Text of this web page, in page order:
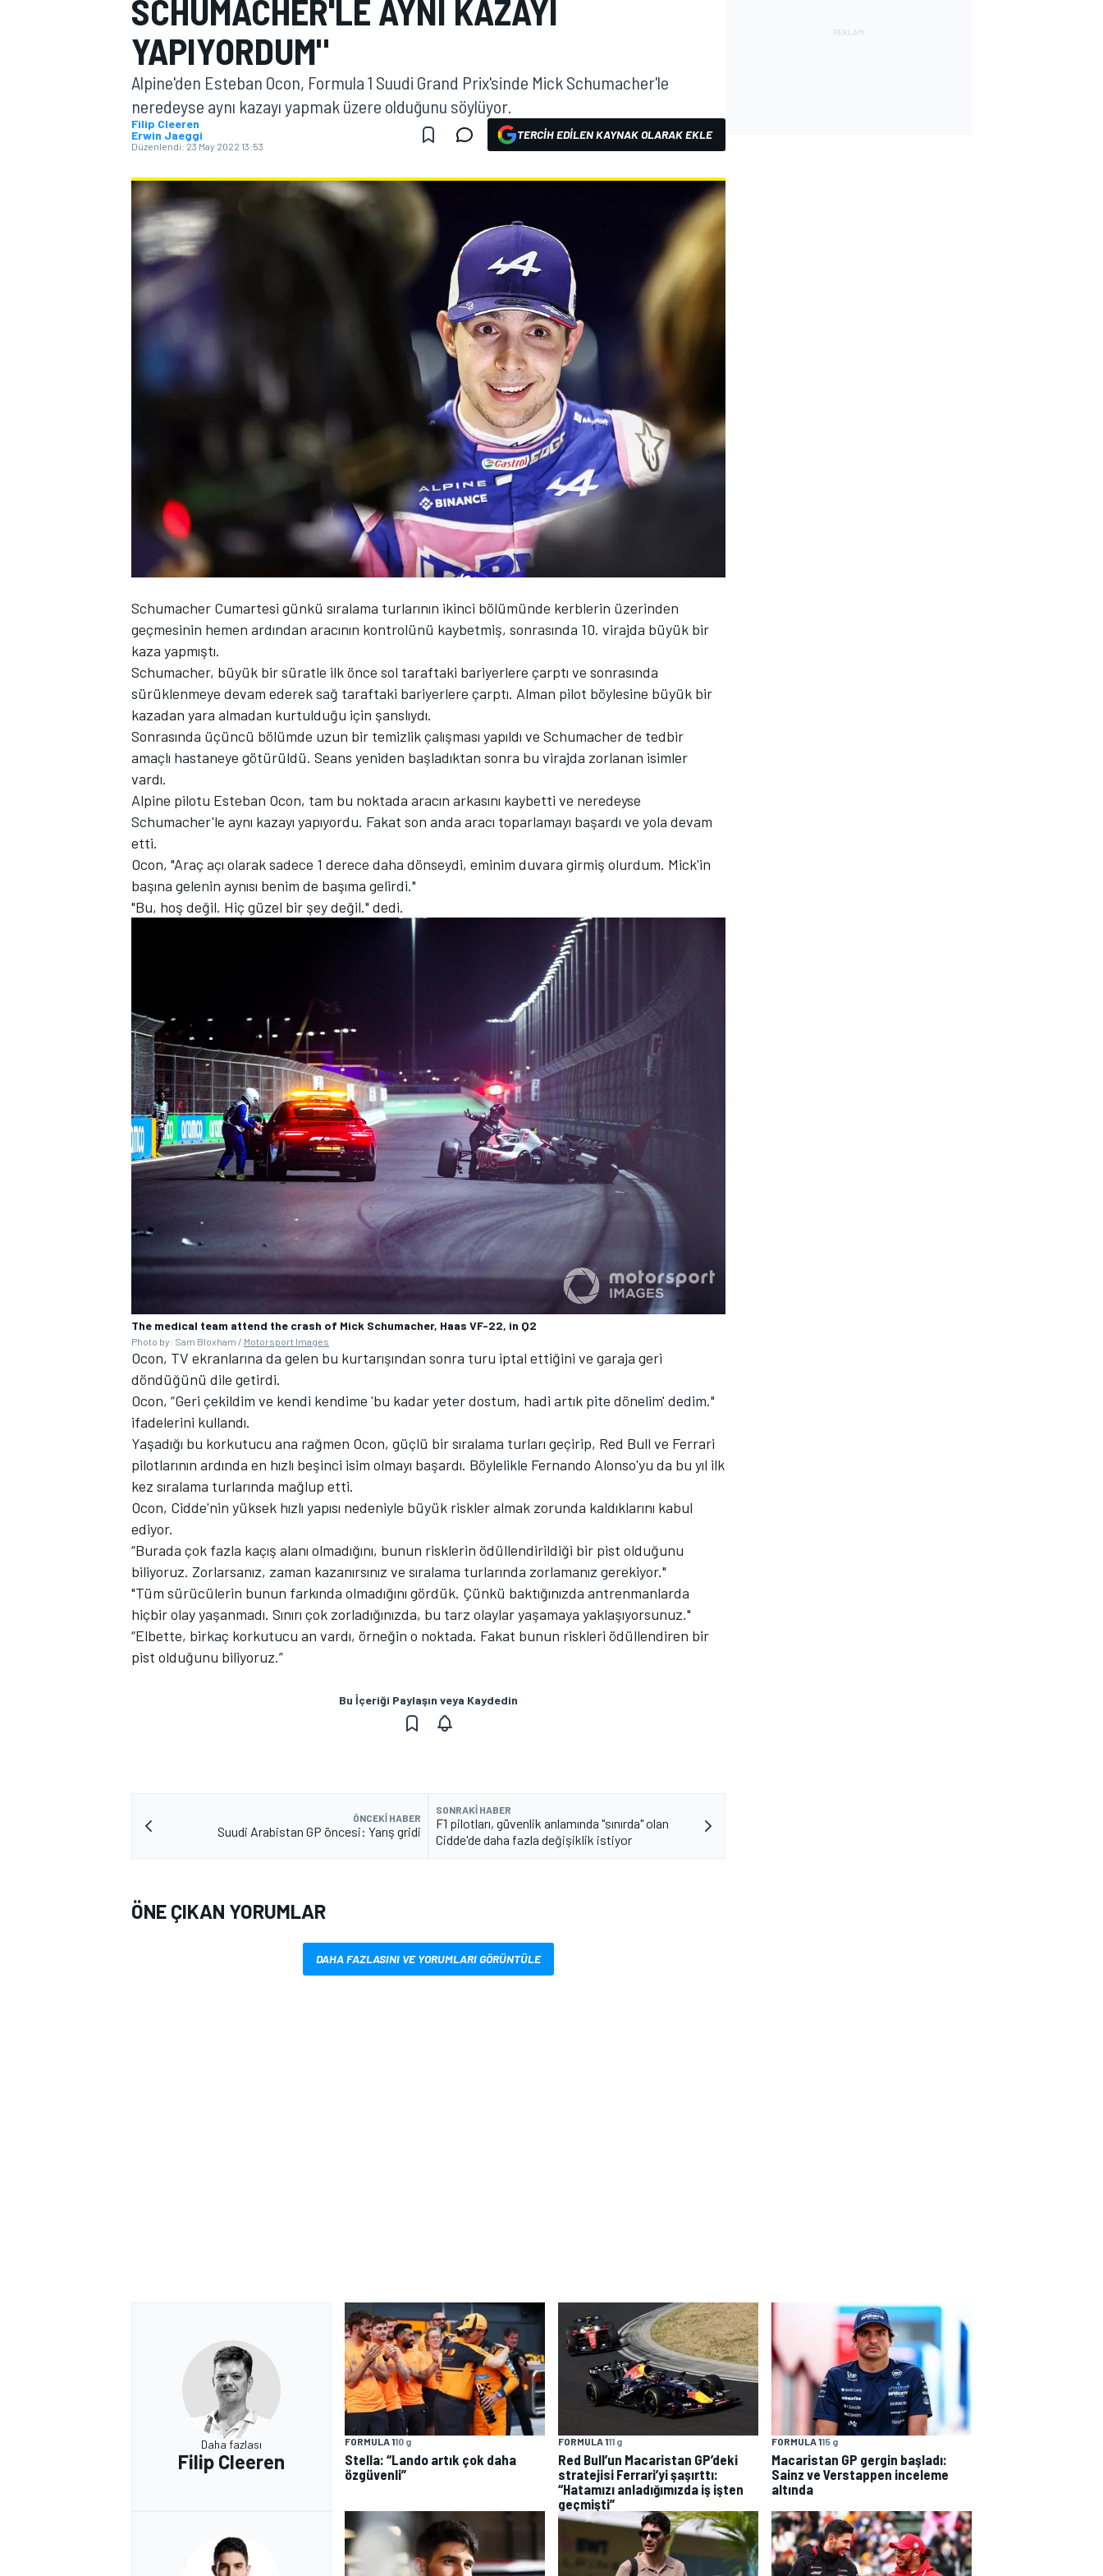
MOTOGP
WORLD SUPERBIKE
TÜRK SPORCULAR
MOTOSİKLET
SCHUMACHER'LE AYNI KAZAYI
YAPIYORDUM"
Alpine'den Esteban Ocon, Formula 1 Suudi Grand Prix'sinde Mick Schumacher'le
neredeyse aynı kazayı yapmak üzere olduğunu söylüyor.
Filip Cleeren
Erwin Jaeggi
Düzenlendi: 23 May 2022 13:53
TERCIH EDILEN KAYNAK OLARAK EKLE
Schumacher Cumartesi günkü sıralama turlarının ikinci bölümünde kerblerin üzerinden
geçmesinin hemen ardından aracının kontrolünü kaybetmiş, sonrasında 10. virajda büyük bir
kaza yapmıştı.
Schumacher, büyük bir süratle ilk önce sol taraftaki bariyerlere çarptı ve sonrasında
sürüklenmeye devam ederek sağ taraftaki bariyerlere çarptı. Alman pilot böylesine büyük bir
kazadan yara almadan kurtulduğu için şanslıydı.
Sonrasında üçüncü bölümde uzun bir temizlik çalışması yapıldı ve Schumacher de tedbir
amaçlı hastaneye götürüldü. Seans yeniden başladıktan sonra bu virajda zorlanan isimler
vardı.
Alpine pilotu Esteban Ocon, tam bu noktada aracın arkasını kaybetti ve neredeyse
Schumacher'le aynı kazayı yapıyordu. Fakat son anda aracı toparlamayı başardı ve yola devam
etti.
Ocon, "Araç açı olarak sadece 1 derece daha dönseydi, eminim duvara girmiş olurdum. Mick'in
başına gelenin aynısı benim de başıma gelirdi."
"Bu, hoş değil. Hiç güzel bir şey değil." dedi.
The medical team attend the crash of Mick Schumacher, Haas VF-22, in Q2
Photo by: Sam Bloxham / Motorsport Images
Ocon, TV ekranlarına da gelen bu kurtarışından sonra turu iptal ettiğini ve garaja geri
döndüğünü dile getirdi.
Ocon, “Geri çekildim ve kendi kendime 'bu kadar yeter dostum, hadi artık pite dönelim' dedim."
ifadelerini kullandı.
Yaşadığı bu korkutucu ana rağmen Ocon, güçlü bir sıralama turları geçirip, Red Bull ve Ferrari
pilotlarının ardında en hızlı beşinci isim olmayı başardı. Böylelikle Fernando Alonso'yu da bu yıl ilk
kez sıralama turlarında mağlup etti.
Ocon, Cidde'nin yüksek hızlı yapısı nedeniyle büyük riskler almak zorunda kaldıklarını kabul
ediyor.
“Burada çok fazla kaçış alanı olmadığını, bunun risklerin ödüllendirildiği bir pist olduğunu
biliyoruz. Zorlarsanız, zaman kazanırsınız ve sıralama turlarında zorlamanız gerekiyor."
"Tüm sürücülerin bunun farkında olmadığını gördük. Çünkü baktığınızda antrenmanlarda
hiçbir olay yaşanmadı. Sınırı çok zorladığınızda, bu tarz olaylar yaşamaya yaklaşıyorsunuz."
“Elbette, birkaç korkutucu an vardı, örneğin o noktada. Fakat bunun riskleri ödüllendiren bir
pist olduğunu biliyoruz.”
Bu İçeriği Paylaşın veya Kaydedin
ÖNCEKI HABER
Suudi Arabistan GP öncesi: Yarış gridi
SONRAKI HABER
F1 pilotları, güvenlik anlamında "sınırda" olan
Cidde'de daha fazla değişiklik istiyor
ÖNE ÇIKAN YORUMLAR
DAHA FAZLASINI VE YORUMLARI GÖRÜNTÜLE
Daha fazlası
Filip Cleeren
FORMULA 110 g
Stella: “Lando artık çok daha
özgüvenli”
FORMULA 111 g
Red Bull’un Macaristan GP’deki
stratejisi Ferrari’yi şaşırttı:
“Hatamızı anladığımızda iş işten
geçmişti”
FORMULA 115 g
Macaristan GP gergin başladı:
Sainz ve Verstappen inceleme
altında